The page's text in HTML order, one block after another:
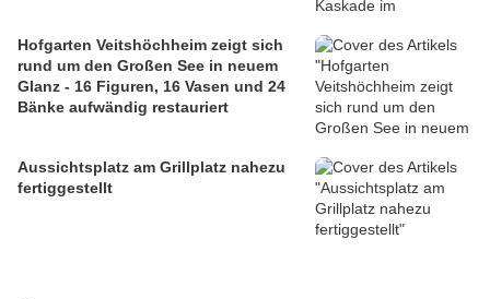
Hofgarten Veitshöchheim zeigt sich
rund um den Großen See in neuem
Glanz - 16 Figuren, 16 Vasen und 24
Bänke aufwändig restauriert
Aussichtsplatz am Grillplatz nahezu
fertiggestellt